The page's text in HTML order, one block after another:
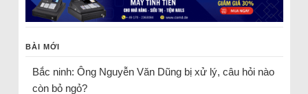
BÀI MỚI
Bắc ninh: Ông Nguyễn Văn Dũng bị xử lý, câu hỏi nào
còn bỏ ngỏ?